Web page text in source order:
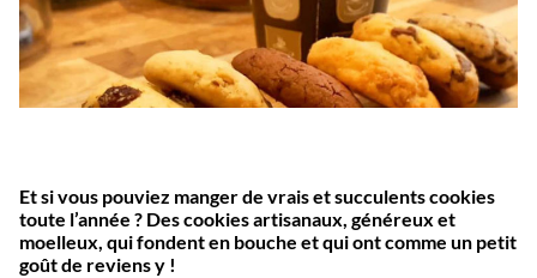
Et si vous pouviez manger de vrais et succulents cookies
toute l’année ? Des cookies artisanaux, généreux et
moelleux, qui fondent en bouche et qui ont comme un petit
goût de reviens y !